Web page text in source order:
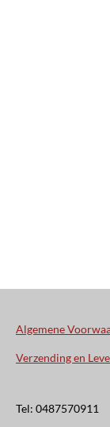
Algemene
Verzending en
Tel: 0487570911